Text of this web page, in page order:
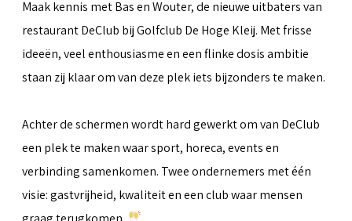
Maak kennis met Bas en Wouter, de nieuwe uitbaters van
restaurant DeClub bij Golfclub De Hoge Kleij. Met frisse
ideeën, veel enthousiasme en een flinke dosis ambitie
staan zij klaar om van deze plek iets bijzonders te maken.
Achter de schermen wordt hard gewerkt om van DeClub
een plek te maken waar sport, horeca, events en
verbinding samenkomen. Twee ondernemers met één
visie: gastvrijheid, kwaliteit en een club waar mensen